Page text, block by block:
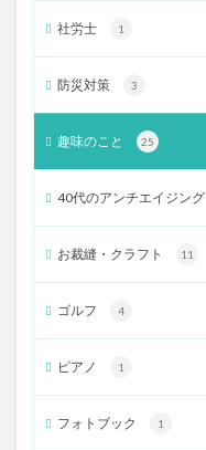
社労士 1
防災対策 3
趣味のこと 25
40代のアンチエイジング
お裁縫・クラフト 11
ゴルフ 4
ピアノ 1
フォトブック 1